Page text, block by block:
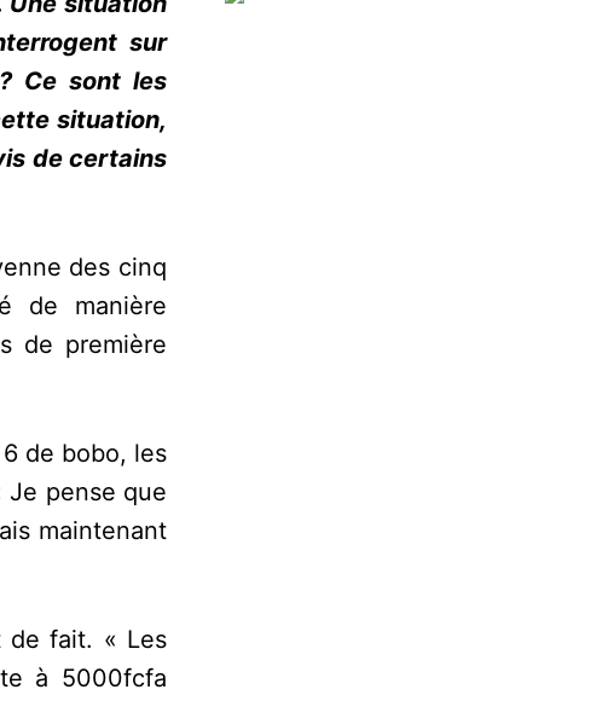
sur
Ce sont les
situation,
de certains
des cinq
de manière
de première
de bobo, les
pense que
maintenant
de fait. « Les
à 5000fcfa